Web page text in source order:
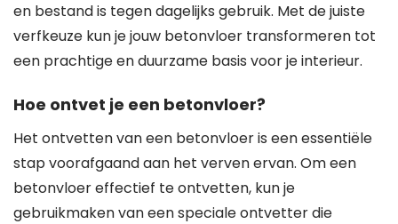
en bestand is tegen dagelijks gebruik. Met de juiste
verfkeuze kun je jouw betonvloer transformeren tot
een prachtige en duurzame basis voor je interieur.
Hoe ontvet je een betonvloer?
Het ontvetten van een betonvloer is een essentiële
stap voorafgaand aan het verven ervan. Om een
betonvloer effectief te ontvetten, kun je
gebruikmaken van een speciale ontvetter die